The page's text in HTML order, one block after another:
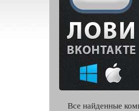
Все найденные